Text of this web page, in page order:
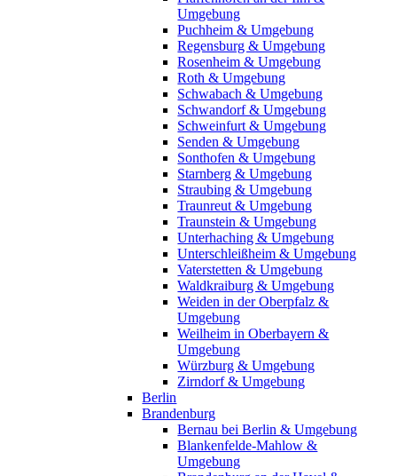
Umgebung
Puchheim & Umgebung
Regensburg & Umgebung
Rosenheim & Umgebung
Roth & Umgebung
Schwabach & Umgebung
Schwandorf & Umgebung
Schweinfurt & Umgebung
Senden & Umgebung
Sonthofen & Umgebung
Starnberg & Umgebung
Straubing & Umgebung
Traunreut & Umgebung
Traunstein & Umgebung
Unterhaching & Umgebung
Unterschleißheim & Umgebung
Vaterstetten & Umgebung
Waldkraiburg & Umgebung
Weiden in der Oberpfalz &
Umgebung
Weilheim in Oberbayern &
Umgebung
Würzburg & Umgebung
Zirndorf & Umgebung
Berlin
Brandenburg
Bernau bei Berlin & Umgebung
Blankenfelde-Mahlow &
Umgebung